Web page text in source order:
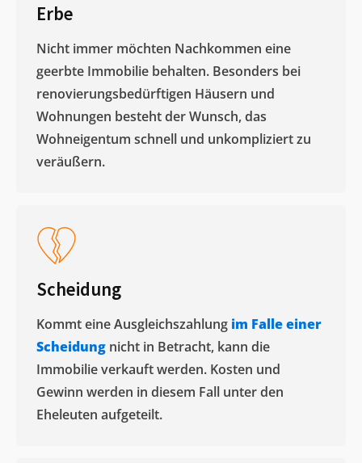
Erbe
Nicht immer möchten Nachkommen eine
geerbte Immobilie behalten. Besonders bei
renovierungsbedürftigen Häusern und
Wohnungen besteht der Wunsch, das
Wohneigentum schnell und unkompliziert zu
veräußern. ​
Scheidung
Kommt eine Ausgleichszahlung im Falle einer
Scheidung nicht in Betracht, kann die
Immobilie verkauft werden. Kosten und
Gewinn werden in diesem Fall unter den
Eheleuten aufgeteilt.​